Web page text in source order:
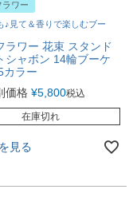
ラワー
♪見て＆香りで楽しむブー
ラワー 花束 スタンド
シャボン 14輪ブーケ
カラー
価格 ¥5,800税込
在庫切れ
見る